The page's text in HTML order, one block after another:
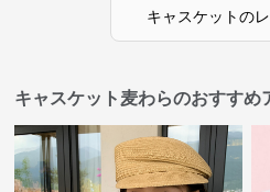
キャスケットの
キャスケット麦わらのおすすめ